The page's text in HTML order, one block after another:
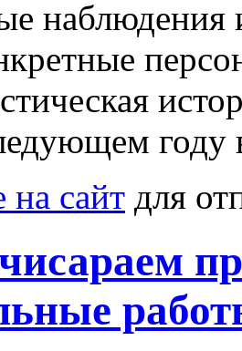
году
на сайт для